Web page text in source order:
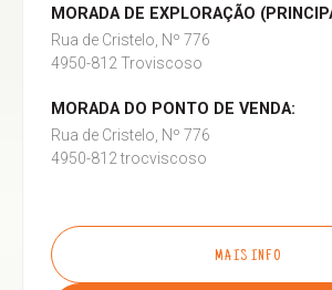
MORADA DE EXPLORAÇÃO
Rua de Cristelo, Nº 776
4950-812 Troviscoso
MORADA DO PONTO DE VENDA:
Rua de Cristelo, Nº 776
4950-812 trocviscoso
MAIS INFO